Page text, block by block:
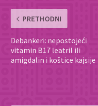
PRETHODNI
Debankeri: nepostojeći
vitamin B17 leatril ili
amigdalin i koštice kajsije